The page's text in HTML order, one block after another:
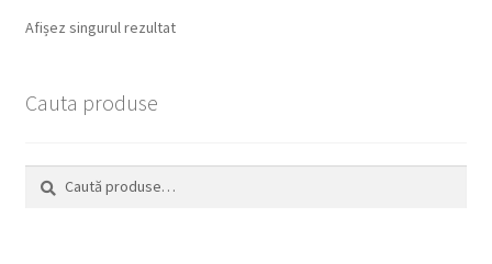
Afișez singurul rezultat
Cauta produse
Caută
după:
Caută